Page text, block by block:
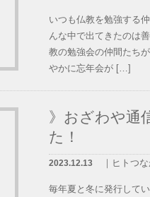
いつも仏教を勉強する
んな中で出てきたのは
教の勉強会の仲間たち
やかに忘年会が […]
》おざわや通
た！
2023.12.13 ｜ヒトつな
毎年夏と冬に発行して